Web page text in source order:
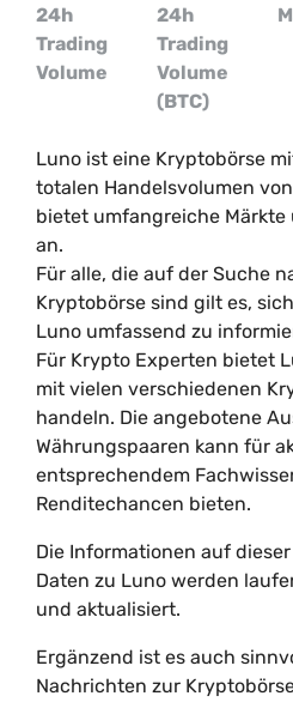
24h
Trading
Volume
24h
Trading
Volume
(BTC)
Luno ist eine Kryptobörse
totalen Handelsvolumen von
bietet umfangreiche Märkte
an.
Für alle, die auf der Suche
Kryptobörse sind gilt es,
Luno umfassend zu
Für Krypto Experten bietet
mit vielen verschiedenen
handeln. Die angebotene
Währungspaaren kann für
entsprechendem
Renditechancen bieten.
Die Informationen auf
Daten zu Luno werden
und aktualisiert.
Ergänzend ist es auch
Nachrichten zur